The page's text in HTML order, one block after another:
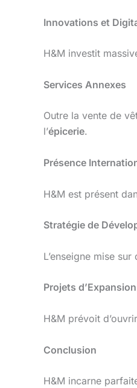
Innovations et
H&M investit
Services Annexes
Outre la vente de
l’épicerie.
Présence
H&M est présent
Stratégie de
L’enseigne mise sur
Projets d’Expansion
H&M prévoit
Conclusion
H&M incarne